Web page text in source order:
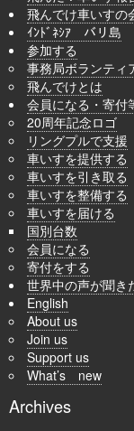
飛んでけ車いすの
ｲﾝﾄﾞﾈｼｱ バリ島
参加する
事務局ボランティ
飛んでけとは
会員になる・寄付
20周年記念ロゴ
リングプルで支援
車いすを提供する
車いすを引き取る
車いすを整備する
車いすを届ける
国別台数
会員になる
寄付をする
世界中の声が聞き
English
About us
Join us
Support us
What’s new
Archives